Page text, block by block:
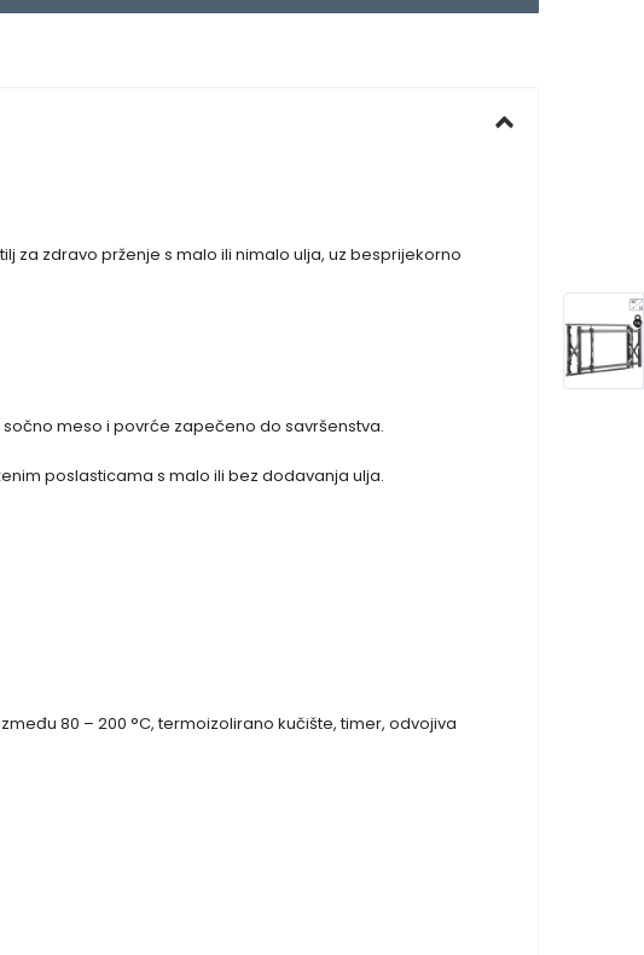
za zdravo prženje s malo ili nimalo ulja, uz besprijekorno
meso i povrće zapečeno do savršenstva.
poslasticama s malo ili bez dodavanja ulja.
80 – 200 °C, termoizolirano kučište, timer, odvojiva